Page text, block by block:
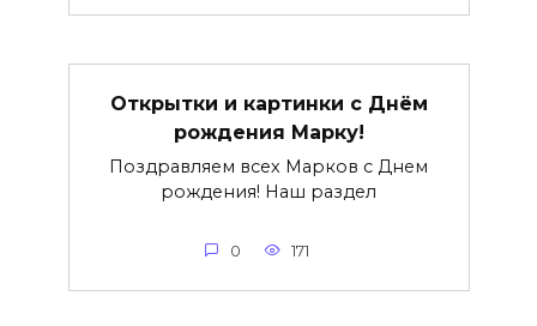
Открытки и картинки с Днём
рождения Марку!
Поздравляем всех Марков с Днем
рождения! Наш раздел
0 171